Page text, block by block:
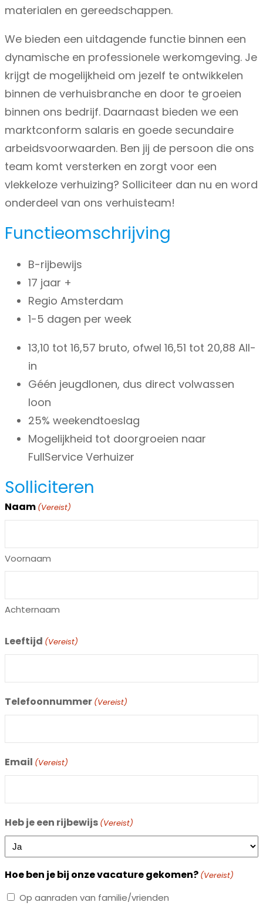
materialen en gereedschappen.
We bieden een uitdagende functie binnen een
dynamische en professionele werkomgeving. Je
krijgt de mogelijkheid om jezelf te ontwikkelen
binnen de verhuisbranche en door te groeien
binnen ons bedrijf. Daarnaast bieden we een
marktconform salaris en goede secundaire
arbeidsvoorwaarden. Ben jij de persoon die ons
team komt versterken en zorgt voor een
vlekkeloze verhuizing? Solliciteer dan nu en word
onderdeel van ons verhuisteam!
Functieomschrijving
B-rijbewijs
17 jaar +
Regio Amsterdam
1-5 dagen per week
13,10 tot 16,57 bruto, ofwel 16,51 tot 20,88 All-
in
Géén jeugdlonen, dus direct volwassen
loon
25% weekendtoeslag
Mogelijkheid tot doorgroeien naar
FullService Verhuizer
Solliciteren
Naam (Vereist)
Voornaam
Achternaam
Leeftijd (Vereist)
Telefoonnummer (Vereist)
Email (Vereist)
Heb je een rijbewijs (Vereist)
Hoe ben je bij onze vacature gekomen? (Vereist)
Op aanraden van familie/vrienden